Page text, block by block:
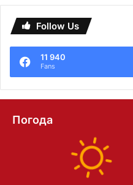
Follow Us
11 940
Fans
Погода